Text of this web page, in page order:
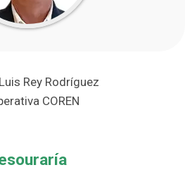
Rey Rodríguez
COREN